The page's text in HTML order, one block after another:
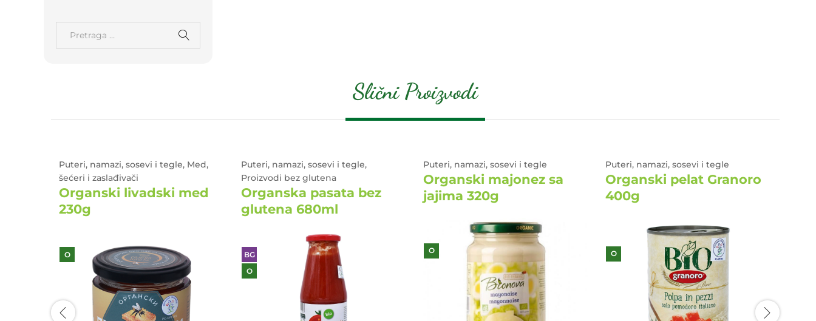
Slični Proizvodi
Puteri, namazi, sosevi i tegle, Med,
šećeri i zaslađivači
Organski livadski med
230g
O
Puteri, namazi, sosevi i tegle,
Proizvodi bez glutena
Organska pasata bez
glutena 680ml
BG
O
Puteri, namazi, sosevi i tegle
Organski majonez sa
jajima 320g
O
Puteri, namazi, sosevi i tegle
Organski pelat Granoro
400g
O